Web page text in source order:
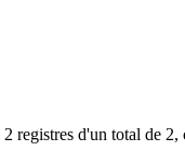
registres d'un total de